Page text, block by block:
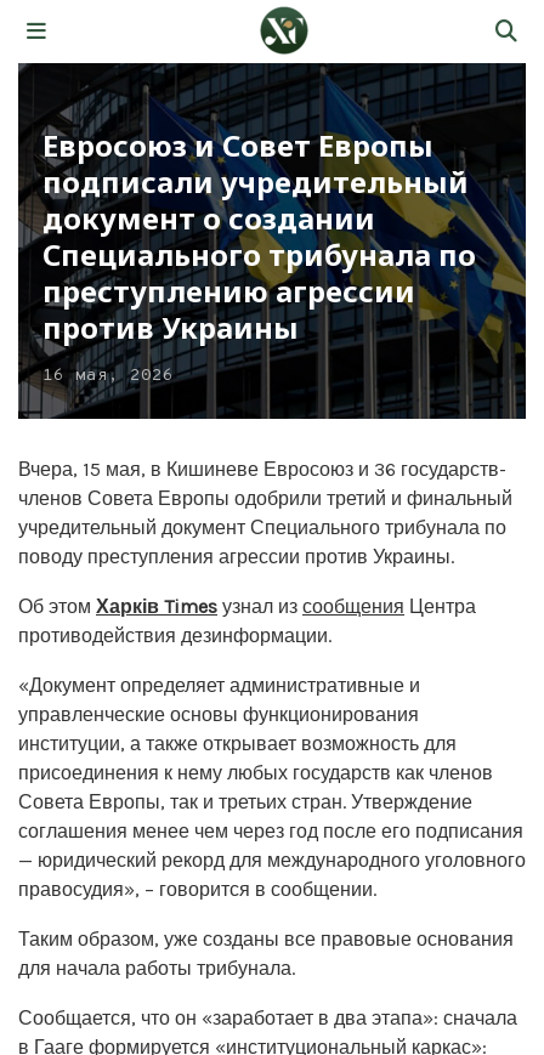
Евросоюз и Совет Европы
подписали учредительный
документ о создании
Специального трибунала по
преступлению агрессии
против Украины
16 мая, 2026
Вчера, 15 мая, в Кишиневе Евросоюз и 36 государств-
членов Совета Европы одобрили третий и финальный
учредительный документ Специального трибунала по
поводу преступления агрессии против Украины.
Об этом Харків Times узнал из сообщения Центра
противодействия дезинформации.
«Документ определяет административные и
управленческие основы функционирования
институции, а также открывает возможность для
присоединения к нему любых государств как членов
Совета Европы, так и третьих стран. Утверждение
соглашения менее чем через год после его подписания
— юридический рекорд для международного уголовного
правосудия», – говорится в сообщении.
Таким образом, уже созданы все правовые основания
для начала работы трибунала.
Сообщается, что он «заработает в два этапа»: сначала
в Гааге формируется «институциональный каркас»: